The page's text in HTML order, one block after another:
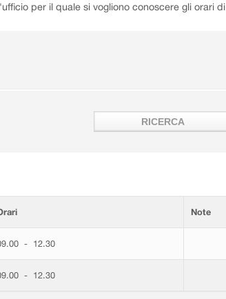
per il quale si vogliono conoscere gli orari di
Note
- 12.30
- 12.30